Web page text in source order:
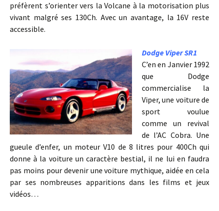
préfèrent s’orienter vers la Volcane à la motorisation plus
vivant malgré ses 130Ch. Avec un avantage, la 16V reste
accessible.
Dodge Viper SR1
C’en en Janvier 1992
que Dodge
commercialise la
Viper, une voiture de
sport voulue
comme un revival
de l’AC Cobra. Une
gueule d’enfer, un moteur V10 de 8 litres pour 400Ch qui
donne à la voiture un caractère bestial, il ne lui en faudra
pas moins pour devenir une voiture mythique, aidée en cela
par ses nombreuses apparitions dans les films et jeux
vidéos…